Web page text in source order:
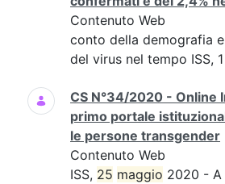
Contenuto Web
conto della demografia
del virus nel tempo ISS,
CS N°34/2020 - Online
primo portale
le persone transgender
Contenuto Web
ISS, 25 maggio 2020 - A